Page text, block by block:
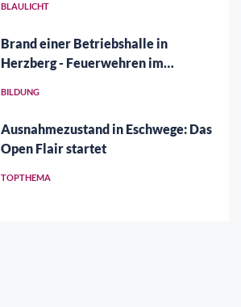
BLAULICHT
Brand einer Betriebshalle in
Herzberg - Feuerwehren im
BILDUNG
Ausnahmezustand in Eschwege: Das
Open Flair startet
TOPTHEMA